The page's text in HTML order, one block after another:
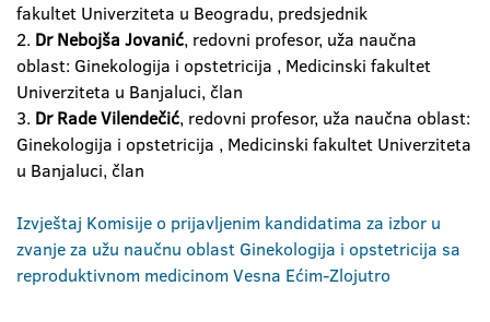
fakultet Univerziteta u Beogradu, predsjednik
2. Dr Nebojša Jovanić, redovni profesor, uža naučna
oblast: Ginekologija i opstetricija , Medicinski fakultet
Univerziteta u Banjaluci, član
3. Dr Rade Vilendečić, redovni profesor, uža naučna oblast:
Ginekologija i opstetricija , Medicinski fakultet Univerziteta
u Banjaluci, član
Izvještaj Komisije o prijavljenim kandidatima za izbor u
zvanje za užu naučnu oblast Ginekologija i opstetricija sa
reproduktivnom medicinom Vesna Ećim-Zlojutro